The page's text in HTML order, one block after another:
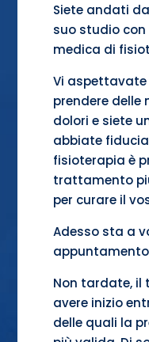
Siete andati
suo studio
medica di
Vi aspettavate
prendere delle
dolori e siete
abbiate
fisioterapia è
trattamento
per curare il
Adesso sta a
Non tardate,
avere inizio
delle quali la